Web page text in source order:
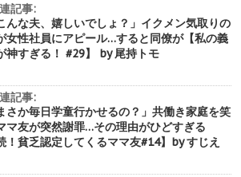
記事:
んな夫、嬉しいでしょ？」イクメン気取りの
女性社員にアピール…すると同僚が【私の義
神すぎる！ #29】 by 尾持トモ
記事:
さか毎日学童行かせるの？」共働き家庭を笑
マ友が突然謝罪…その理由がひどすぎる
！貧乏認定してくるママ友#14】by すじえ